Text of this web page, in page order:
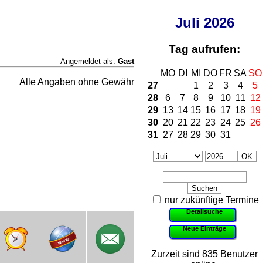
Juli 2026
Tag aufrufen:
MO DI MI DO FR SA SO
27
1 2 3 4
5
28
6 7 8 9 10 11 12
29 13 14 15 16 17 18 19
30 20 21 22 23 24 25 26
31 27 28 29 30 31
nur zukünftige Termine
Detailsuche
Neue Einträge
Zurzeit sind 835 Benutzer
Angemeldet als: Gast
Alle Angaben ohne Gewähr